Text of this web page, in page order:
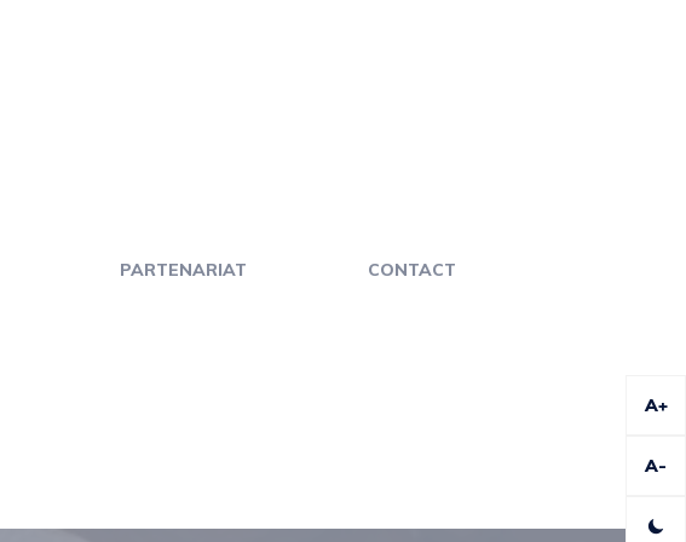
PARTENARIAT CONTACT
A+
A-